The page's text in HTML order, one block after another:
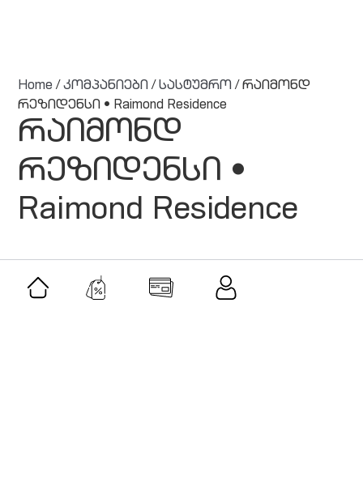
Home /კომპანიები /სასტუმრო / რაიმონდ
რეზიდენსი • Raimond Residence
რაიმონდ
რეზიდენსი •
Raimond Residence
მსგავსი შეთავაზებები